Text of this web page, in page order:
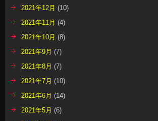
2021年12月 (10)
2021年11月 (4)
2021年10月 (8)
2021年9月 (7)
2021年8月 (7)
2021年7月 (10)
2021年6月 (14)
2021年5月 (6)